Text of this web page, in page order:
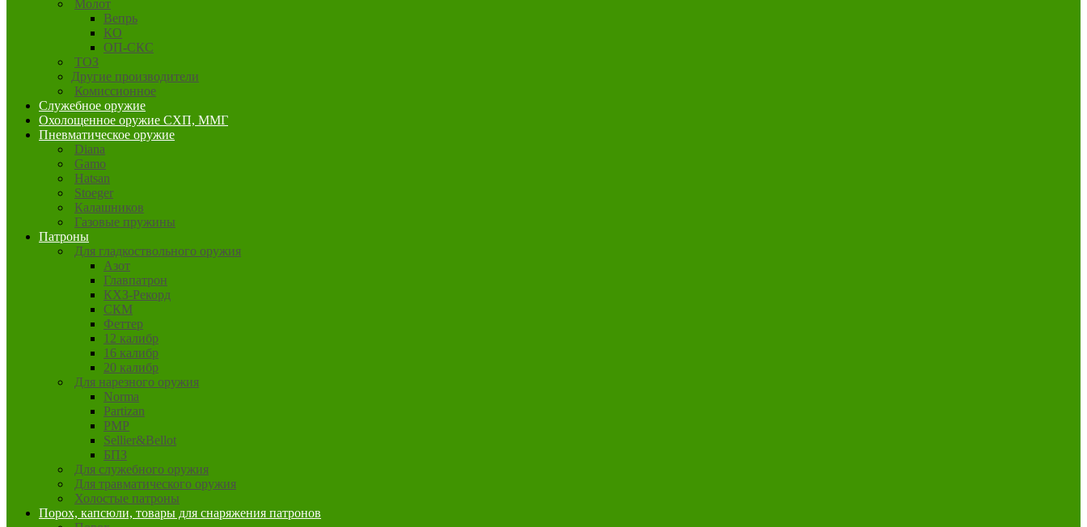
Молот
Вепрь
КО
ОП-СКС
ТОЗ
Другие производители
Комиссионное
Служебное оружие
Охолощенное оружие СХП, ММГ
Пневматическое оружие
Diana
Gamo
Hatsan
Stoeger
Калашников
Газовые пружины
Патроны
Для гладкоствольного оружия
Азот
Главпатрон
КХЗ-Рекорд
СКМ
Феттер
12 калибр
16 калибр
20 калибр
Для нарезного оружия
Norma
Partizan
PMP
Sellier&Bellot
БПЗ
Для служебного оружия
Для травматического оружия
Холостые патроны
Порох, капсюли, товары для снаряжения патронов